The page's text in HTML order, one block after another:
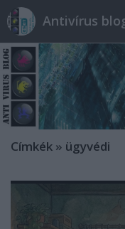
Antivírus
Címkék » ügyvédi